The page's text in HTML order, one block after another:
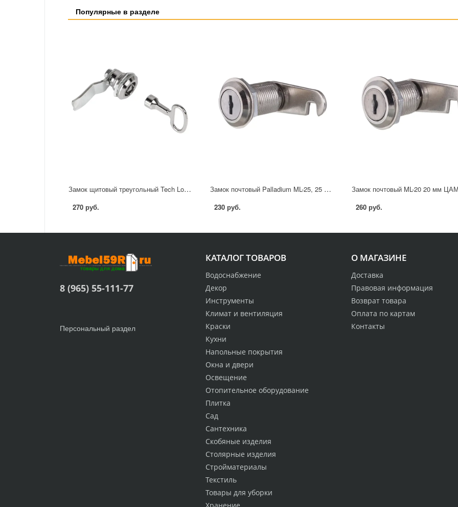
Популярные в разделе
Замок щитовый треугольный Tech Lock сталь цвет серый
270 руб.
Замок почтовый Palladium ML-25, 25 мм,ЦАМ/сталь, цвет никель
230 руб. 260 руб.
О МАГАЗИНЕ
Доставка
Правовая информация
Возврат товара
Оплата по картам
Контакты
КАТАЛОГ ТОВАРОВ
Водоснабжение
Декор
Инструменты
Климат и вентиляция
Краски
Кухни
Напольные покрытия
Окна и двери
Освещение
Отопительное оборудование
Плитка
Сад
Сантехника
Скобяные изделия
Столярные изделия
Стройматериалы
Текстиль
Товары для уборки
8 (965) 55-111-77
Персональный раздел